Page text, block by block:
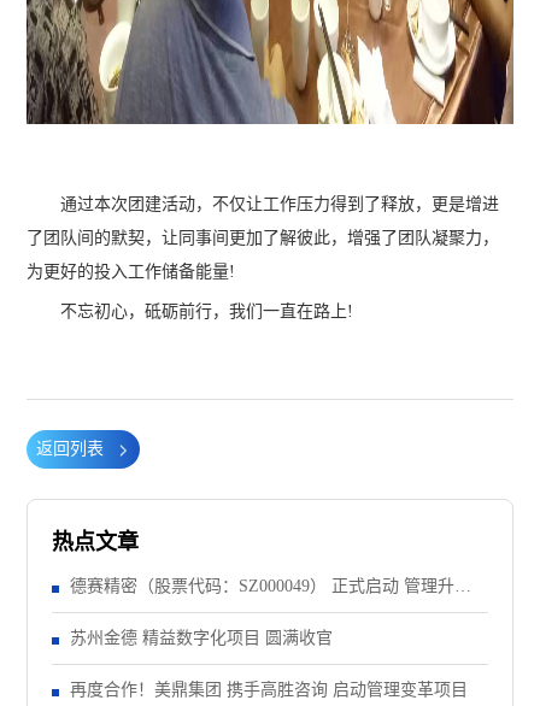
通过本次团建活动，不仅让工作压力得到了释放，更是增进
了团队间的默契，让同事间更加了解彼此，增强了团队凝聚力，
为更好的投入工作储备能量!
不忘初心，砥砺前行，我们一直在路上!
返回列表
热点文章
德赛精密（股票代码：SZ000049） 正式启动 管理升级&
精益注塑项目！
苏州金德 精益数字化项目 圆满收官
再度合作！美鼎集团 携手高胜咨询 启动管理变革项目